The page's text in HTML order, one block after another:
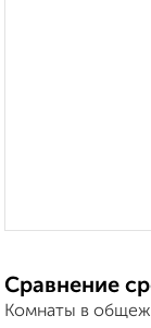
Сравнение
Комнаты в